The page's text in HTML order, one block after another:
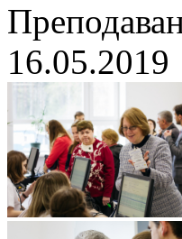
16.05.2019